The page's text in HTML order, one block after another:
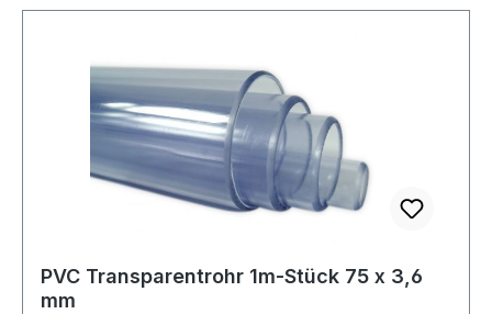
PVC Transparentrohr 1m-Stück 75 x 3,6
mm